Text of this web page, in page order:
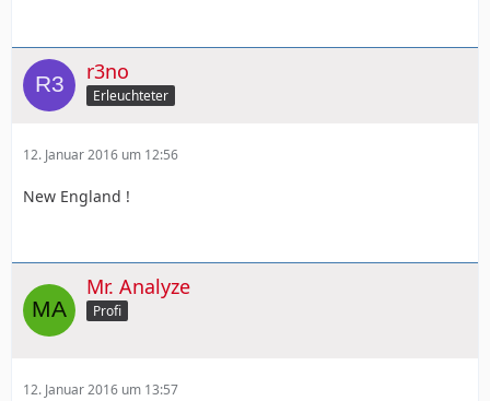
r3no
Erleuchteter
12. Januar 2016 um 12:56
New England !
Mr. Analyze
Profi
12. Januar 2016 um 13:57